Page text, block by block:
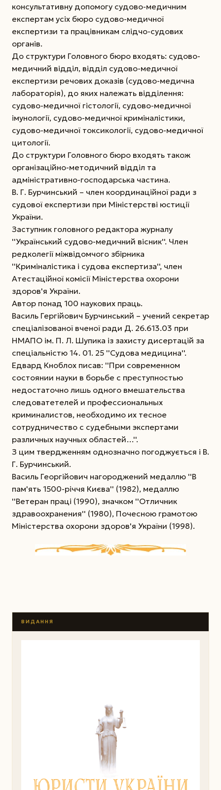
консультативну допомогу судово-медичним
експертам усіх бюро судово-медичної
експертизи та працівникам слідчо-судових
органів.
До структури Головного бюро входять: судово-
медичний відділ, відділ судово-медичної
експертизи речових доказів (судово-медична
лабораторія), до яких належать відділення:
судово-медичної гістології, судово-медичної
імунології, судово-медичної криміналістики,
судово-медичної токсикології, судово-медичної
цитології.
До структури Головного бюро входять також
організаційно-методичний відділ та
адміністративно-господарська частина.
В. Г. Бурчинський – член координаційної ради з
судової експертизи при Міністерстві юстиції
України.
Заступник головного редактора журналу
''Український судово-медичний вісник''. Член
редколегії міжвідомчого збірника
''Криміналістика і судова експертиза'', член
Атестаційної комісії Міністерства охорони
здоров'я України.
Автор понад 100 наукових праць.
Василь Гергійович Бурчинський – учений секретар
спеціалізованої вченої ради Д. 26.613.03 при
НМАПО ім. П. Л. Шупика із захисту дисертацій за
спеціальністю 14. 01. 25 ''Судова медицина''.
Едвард Кноблох писав: ''При современном
состоянии науки в борьбе с преступностью
недостаточно лишь одного вмешательства
следоватетелей и профессиональных
криминалистов, необходимо их тесное
сотрудничество с судебными экспертами
различных научных областей…''.
З цим твердженням однозначно погоджується і В.
Г. Бурчинський.
Василь Георгійович нагороджений медаллю ''В
пам'ять 1500-річчя Києва'' (1982), медаллю
''Ветеран праці (1990), значком ''Отличник
здравоохранения'' (1980), Почесною грамотою
Міністерства охорони здоров'я України (1998).
ВИДАННЯ